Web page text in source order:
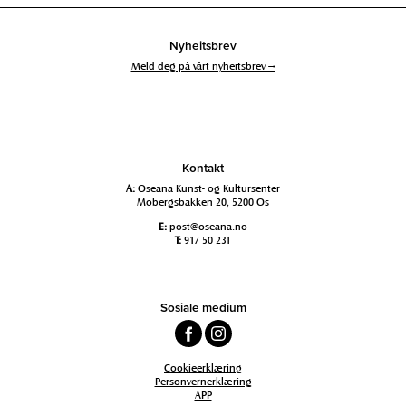
Nyheitsbrev
Meld deg på vårt nyheitsbrev →
Kontakt
A: Oseana Kunst- og Kultursenter
Mobergsbakken 20, 5200 Os
E: post@oseana.no
T: 917 50 231
Sosiale medium
Cookieerklæring
Personvernerklæring
APP